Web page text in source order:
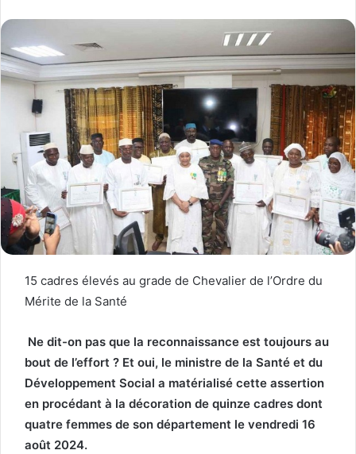
15 cadres élevés au grade de Chevalier de l’Ordre du
Mérite de la Santé
Ne dit-on pas que la reconnaissance est toujours au
bout de l’effort ? Et oui, le ministre de la Santé et du
Développement Social a matérialisé cette assertion
en procédant à la décoration de quinze cadres dont
quatre femmes de son département le vendredi 16
août 2024.